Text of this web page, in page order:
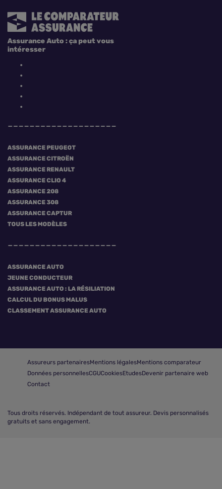
ASSURANCE PEUGEOT
ASSURANCE CITROËN
ASSURANCE RENAULT
ASSURANCE CLIO 4
ASSURANCE 208
ASSURANCE 308
ASSURANCE CAPTUR
TOUS LES MODÈLES
ASSURANCE AUTO
JEUNE CONDUCTEUR
ASSURANCE AUTO : LA RÉSILIATION
CALCUL DU BONUS MALUS
CLASSEMENT ASSURANCE AUTO
Assurance Auto : ça peut vous
intéresser
Assureurs partenairesMentions légalesMentions comparateur
Données personnellesCGUCookiesEtudesDevenir partenaire web
Contact
Tous droits réservés. Indépendant de tout assureur. Devis personnalisés
gratuits et sans engagement.